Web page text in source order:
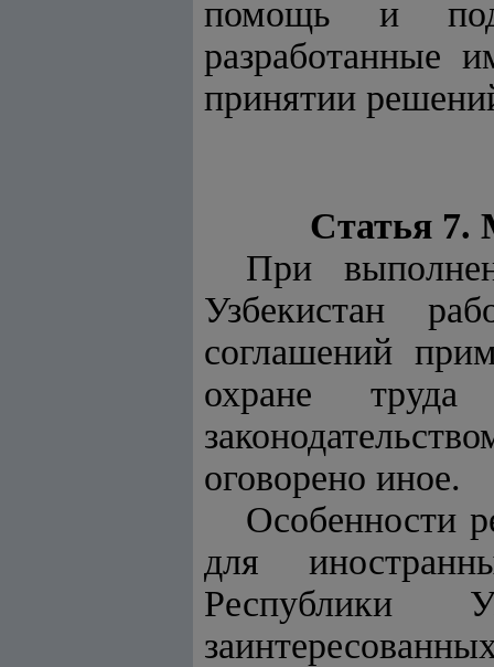
помощь и
разработанные
принятии
Статья 7.
При
Узбекистан
соглашений
охране
оговорено иное.
Особенности
для
Республики